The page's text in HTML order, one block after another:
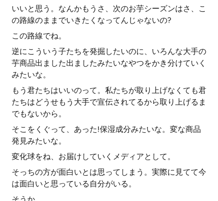
いいと思う。なんかもうさ、次のお芋シーズンはさ、こ
の路線のままでいきたくなってんじゃないの?
この路線でね。
逆にこういう子たちを発掘したいのに、いろんな大手の
芋商品出ました出ましたみたいなやつをかき分けていく
みたいな。
もう君たちはいいのって。私たちが取り上げなくても君
たちはどうせもう大手で宣伝されてるから取り上げるま
でもないから。
そこをくぐって、あった!保湿成分みたいな。変な商品
発見みたいな。
変化球をね、お届けしていくメディアとして。
そっちの方が面白いとは思ってしまう。実際に見てて今
は面白いと思っている自分がいる。